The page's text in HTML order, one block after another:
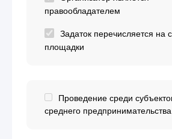
правообладателем
Задаток перечисляется на
площадки
Проведение среди
среднего предпринимательства